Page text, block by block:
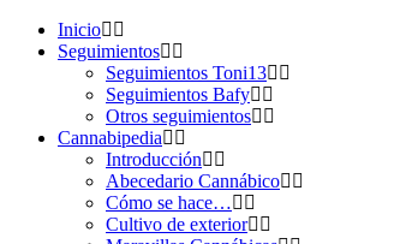
Inicio
Seguimientos
Seguimientos Toni13
Seguimientos Bafy
Otros seguimientos
Cannabipedia
Introducción
Abecedario Cannábico
Cómo se hace…
Cultivo de exterior